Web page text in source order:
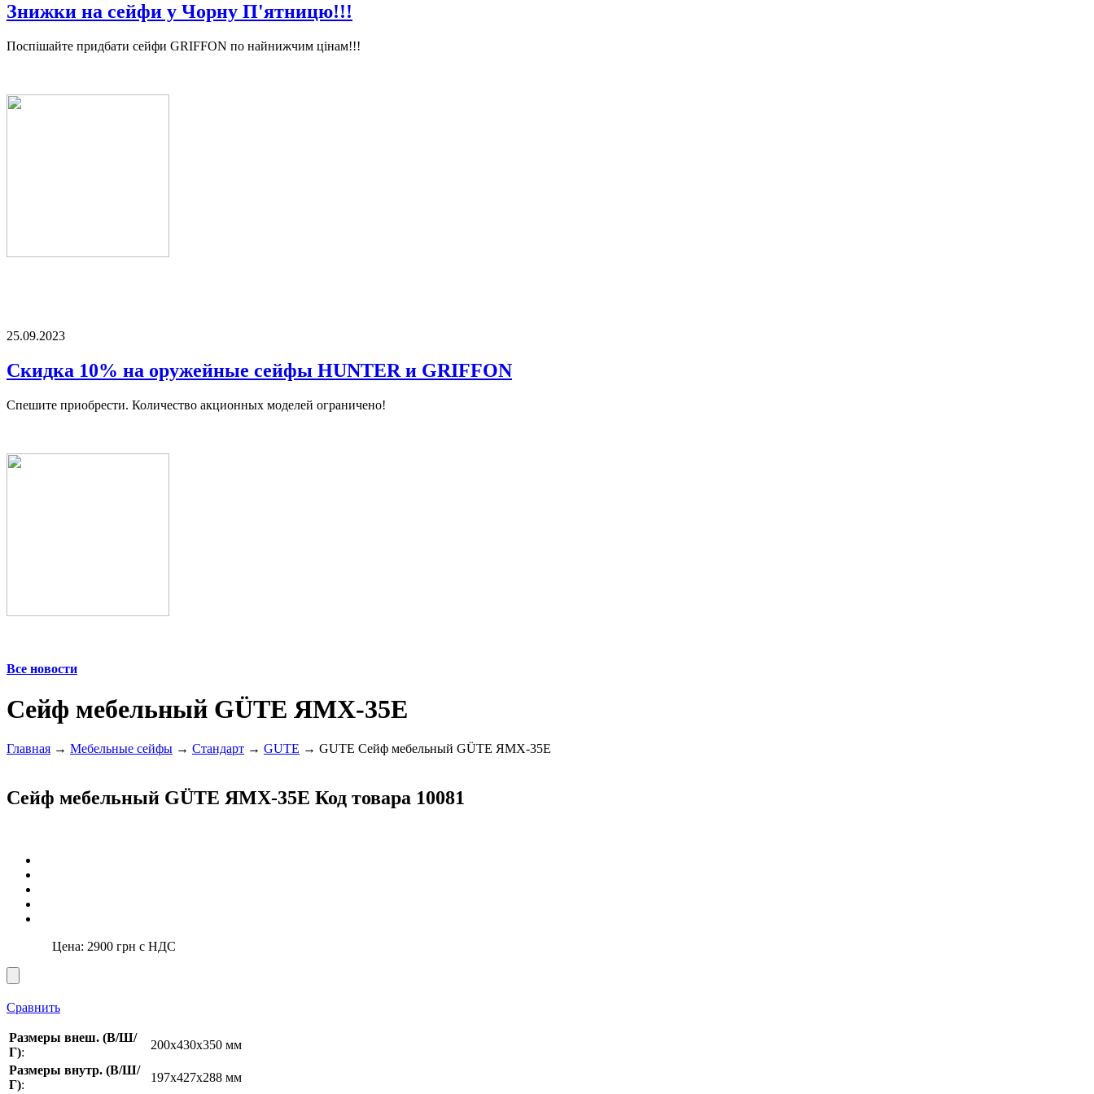
Знижки на сейфи у Чорну П'ятницю!!!
Поспішайте придбати сейфи GRIFFON по найнижчим цінам!!!
25.09.2023
Скидка 10% на оружейные сейфы HUNTER и GRIFFON
Спешите приобрести. Количество акционных моделей ограничено!
Все новости
Сейф мебельный GÜTE ЯМХ-35Е
Главная → Мебельные сейфы → Стандарт → GUTE → GUTE Сейф мебельный GÜTE ЯМХ-35Е
Сейф мебельный GÜTE ЯМХ-35Е Код товара 10081
Цена: 2900 грн с НДС
Сравнить
Размеры внеш. (В/Ш/
Г):
200x430x350 мм
Размеры внутр. (В/Ш/
Г):
197х427х288 мм